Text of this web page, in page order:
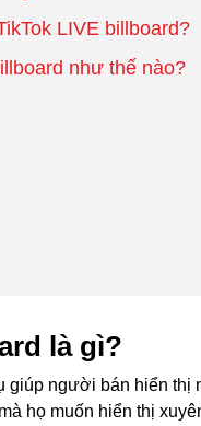
LIVE billboard?
như thế nào?
là gì?
giúp người bán hiển
họ muốn hiển thị